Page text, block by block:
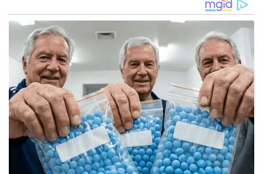
വനിതാ പ്രതിനിധികളിൽ ഒരാൾ ആയിരുന്നു അവർ.
ബിജെപി സംസ്ഥാന കമ്മിറ്റിയിൽ എത്തിയ
രണ്ടാമത്തെ വനിതാ നേതാക്കളിൽ ഒരാളാണ്. മൂന്ന്
വട്ടം വീതം ലോക്‌സഭയിലേക്കും നിയമസഭയിലേക്കും
മത്സരിച്ചു. 1982,87 എന്നീ വർഷങ്ങളിൽ ബേപ്പൂരിൽ
നിന്നും 1966 ൽ കൊയിലാണ്ടിയിൽ നിന്നുമാണ്
നിയമസഭയിലേക്ക് മത്സരിച്ചത്. 1989 ലും 1991 ലും
1997 ലും പൊന്നാനിയിൽ നിന്നും ലോക്‌സഭയിലേക്ക്
മത്സരിച്ചു.
തലശ്ശേരി ന്യൂമാഹിയിലെ പ്രമുഖ കോൺഗ്രസ്